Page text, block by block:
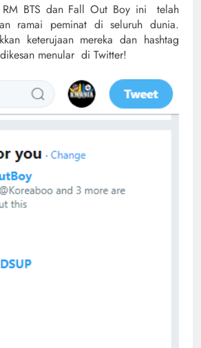
RM BTS dan Fall Out Boy ini telah
ramai peminat di seluruh dunia.
keterujaan mereka dan hashtag
menular di Twitter!